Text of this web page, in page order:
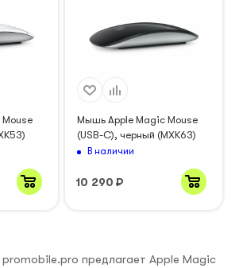
Мышь Apple Magic Mouse
(USB-C), черный (MXK63)
В наличии
10 290 ₽
предлагает Apple Magic